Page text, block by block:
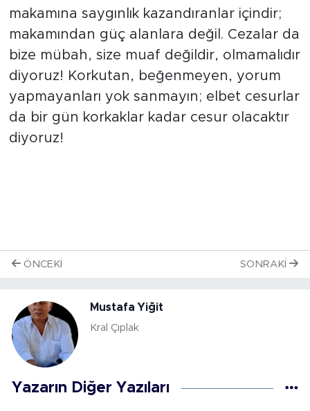
makamına saygınlık kazandıranlar içindir;
makamından güç alanlara değil. Cezalar da
bize mübah, size muaf değildir, olmamalıdır
diyoruz! Korkutan, beğenmeyen, yorum
yapmayanları yok sanmayın; elbet cesurlar
da bir gün korkaklar kadar cesur olacaktır
diyoruz!
ÖNCEKI SONRAKI
Mustafa Yiğit
Kral Çıplak
Yazarın Diğer Yazıları